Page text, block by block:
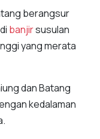
berangsur
banjirsusulan
yang merata
dan Batang
kedalaman